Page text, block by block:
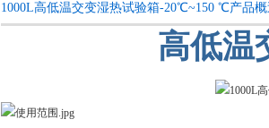
1000L高低温交变湿热试验箱-20℃~150 ℃产品概
高低温